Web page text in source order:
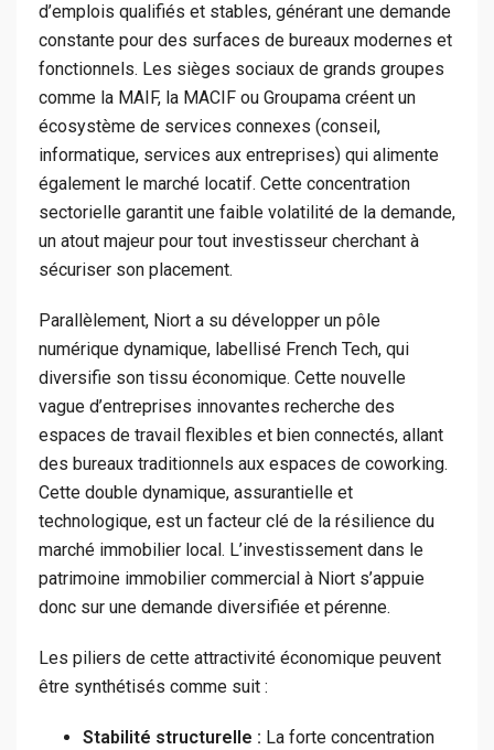
d’emplois qualifiés et stables, générant une demande
constante pour des surfaces de bureaux modernes et
fonctionnels. Les sièges sociaux de grands groupes
comme la MAIF, la MACIF ou Groupama créent un
écosystème de services connexes (conseil,
informatique, services aux entreprises) qui alimente
également le marché locatif. Cette concentration
sectorielle garantit une faible volatilité de la demande,
un atout majeur pour tout investisseur cherchant à
sécuriser son placement.
Parallèlement, Niort a su développer un pôle
numérique dynamique, labellisé French Tech, qui
diversifie son tissu économique. Cette nouvelle
vague d’entreprises innovantes recherche des
espaces de travail flexibles et bien connectés, allant
des bureaux traditionnels aux espaces de coworking.
Cette double dynamique, assurantielle et
technologique, est un facteur clé de la résilience du
marché immobilier local. L’investissement dans le
patrimoine immobilier commercial à Niort s’appuie
donc sur une demande diversifiée et pérenne.
Les piliers de cette attractivité économique peuvent
être synthétisés comme suit :
Stabilité structurelle : La forte concentration